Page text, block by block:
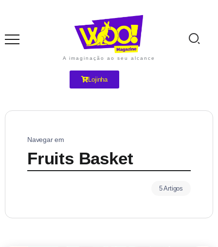
A imaginação ao seu alcance
Lojinha
Navegar em
Fruits Basket
5 Artigos